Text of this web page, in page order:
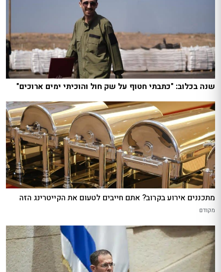
שנה בכלוב: "כתבתי חטוף על שק חול והוכיתי ימים ארוכים"
מתכננים אירוע בקרוב? אתם חייבים לטעום את הקייטרינג הזה
מקודם